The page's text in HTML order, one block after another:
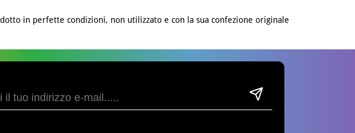
in perfette condizioni, non utilizzato e con la sua confezione originale